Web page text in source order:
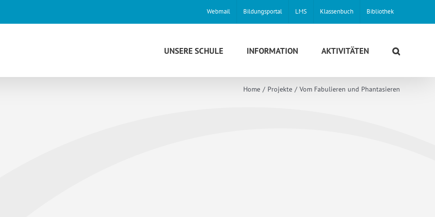
Webmail Bildungsportal LMS Klassenbuch Bibliothek
UNSERE SCHULE INFORMATION AKTIVITÄTEN
Home Projekte Vom Fabulieren und Phantasieren